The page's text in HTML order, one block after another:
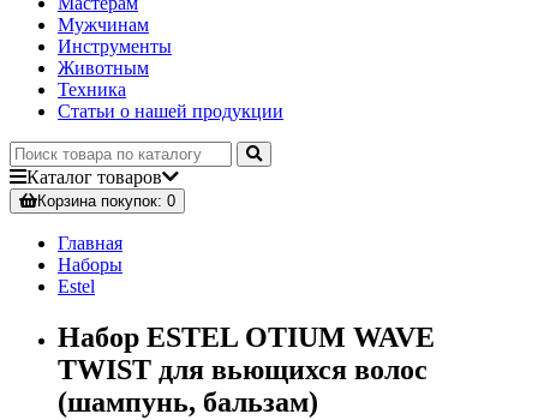
Мужчинам
Инструменты
Животным
Техника
Статьи о нашей продукции
Каталог товаров
Корзинапокупок: 0
Главная
Наборы
Estel
Набор ESTEL OTIUM WAVE
TWIST для вьющихся волос
(шампунь, бальзам)